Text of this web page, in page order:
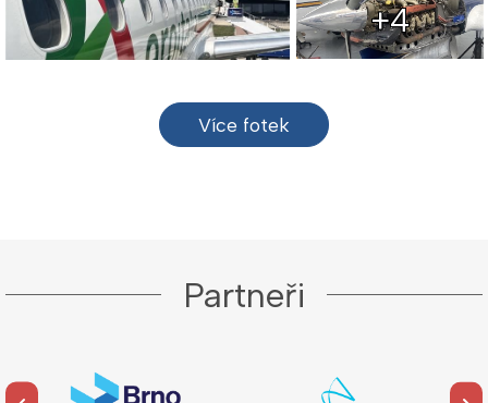
+4
Více fotek
Partneři